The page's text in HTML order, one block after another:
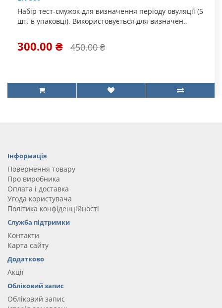
Набір тест-смужок для визначення періоду овуляції (5
шт. в упаковці). Використовується для визначен..
300.00 ₴ 450.00 ₴
Інформація
Повернення товару
Про виробника
Оплата і доставка
Угода користувача
Політика конфіденційності
Служба підтримки
Контакти
Карта сайту
Додатково
Акції
Обліковий запис
Обліковий запис